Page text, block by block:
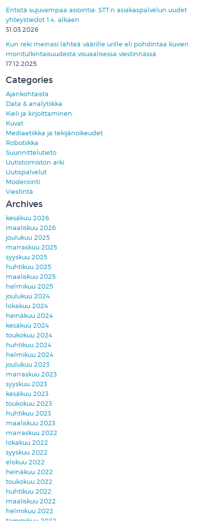
Entistä sujuvampaa asiointia: STT:n asiakaspalvelun uudet
yhteystiedot 1.4. alkaen
31.03.2026
Kun reki meinasi lähteä väärille urille eli pohdintaa kuvien
monitulkintaisuudesta visuaalisessa viestinnässä
17.12.2025
Categories
Ajankohtaista
Data & analytiikka
Kieli ja kirjoittaminen
Kuvat
Mediaetiikka ja tekijänoikeudet
Robotiikka
Suunnittelutieto
Uutistoimiston arki
Uutispalvelut
Moderointi
Viestintä
Archives
kesäkuu 2026
maaliskuu 2026
joulukuu 2025
marraskuu 2025
syyskuu 2025
huhtikuu 2025
maaliskuu 2025
helmikuu 2025
joulukuu 2024
lokakuu 2024
heinäkuu 2024
kesäkuu 2024
toukokuu 2024
huhtikuu 2024
helmikuu 2024
joulukuu 2023
marraskuu 2023
syyskuu 2023
kesäkuu 2023
toukokuu 2023
huhtikuu 2023
maaliskuu 2023
marraskuu 2022
lokakuu 2022
syyskuu 2022
elokuu 2022
heinäkuu 2022
toukokuu 2022
huhtikuu 2022
maaliskuu 2022
helmikuu 2022